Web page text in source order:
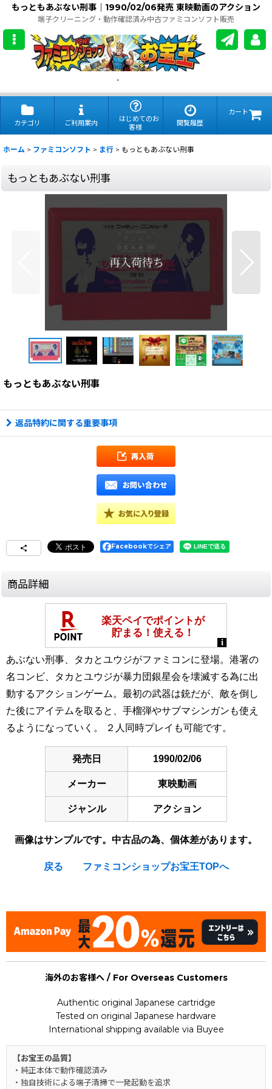
もっともあぶない刑事｜1990/02/06発売 東映動画のアクション
端子クリーニング・動作確認済み中古ファミコンソフト販売
.
カテゴリ ご利用案内
はじめてのお
客様
閲覧履歴
カート
ホーム > ファミコンソフト > ま行 > もっともあぶない刑事
もっともあぶない刑事
もっともあぶない刑事
返品特約に関する重要事項
Facebookでシェア
商品詳細
あぶない刑事、タカとユウジがファミコンに登場。港署の
名コンビ、タカとユウジが暴力団銀星会を壊滅する為に出
動するアクションゲーム。最初の武器は銃だが、敵を倒し
た後にアイテムを取ると、手榴弾やサブマシンガンも使え
るようになっていく。 ２人同時プレイも可能です。
発売日 1990/02/06
メーカー 東映動画
ジャンル アクション
画像はサンプルです。中古品の為、個体差があります。
戻る ファミコンショップお宝王TOPへ
海外のお客様へ / For Overseas Customers
Authentic original Japanese cartridge
Tested on original Japanese hardware
International shipping available via Buyee
【お宝王の品質】
・純正本体で動作確認済み
・独自技術による端子清掃で一発起動を追求